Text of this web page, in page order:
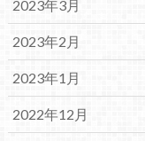
2023年3月
2023年2月
2023年1月
2022年12月